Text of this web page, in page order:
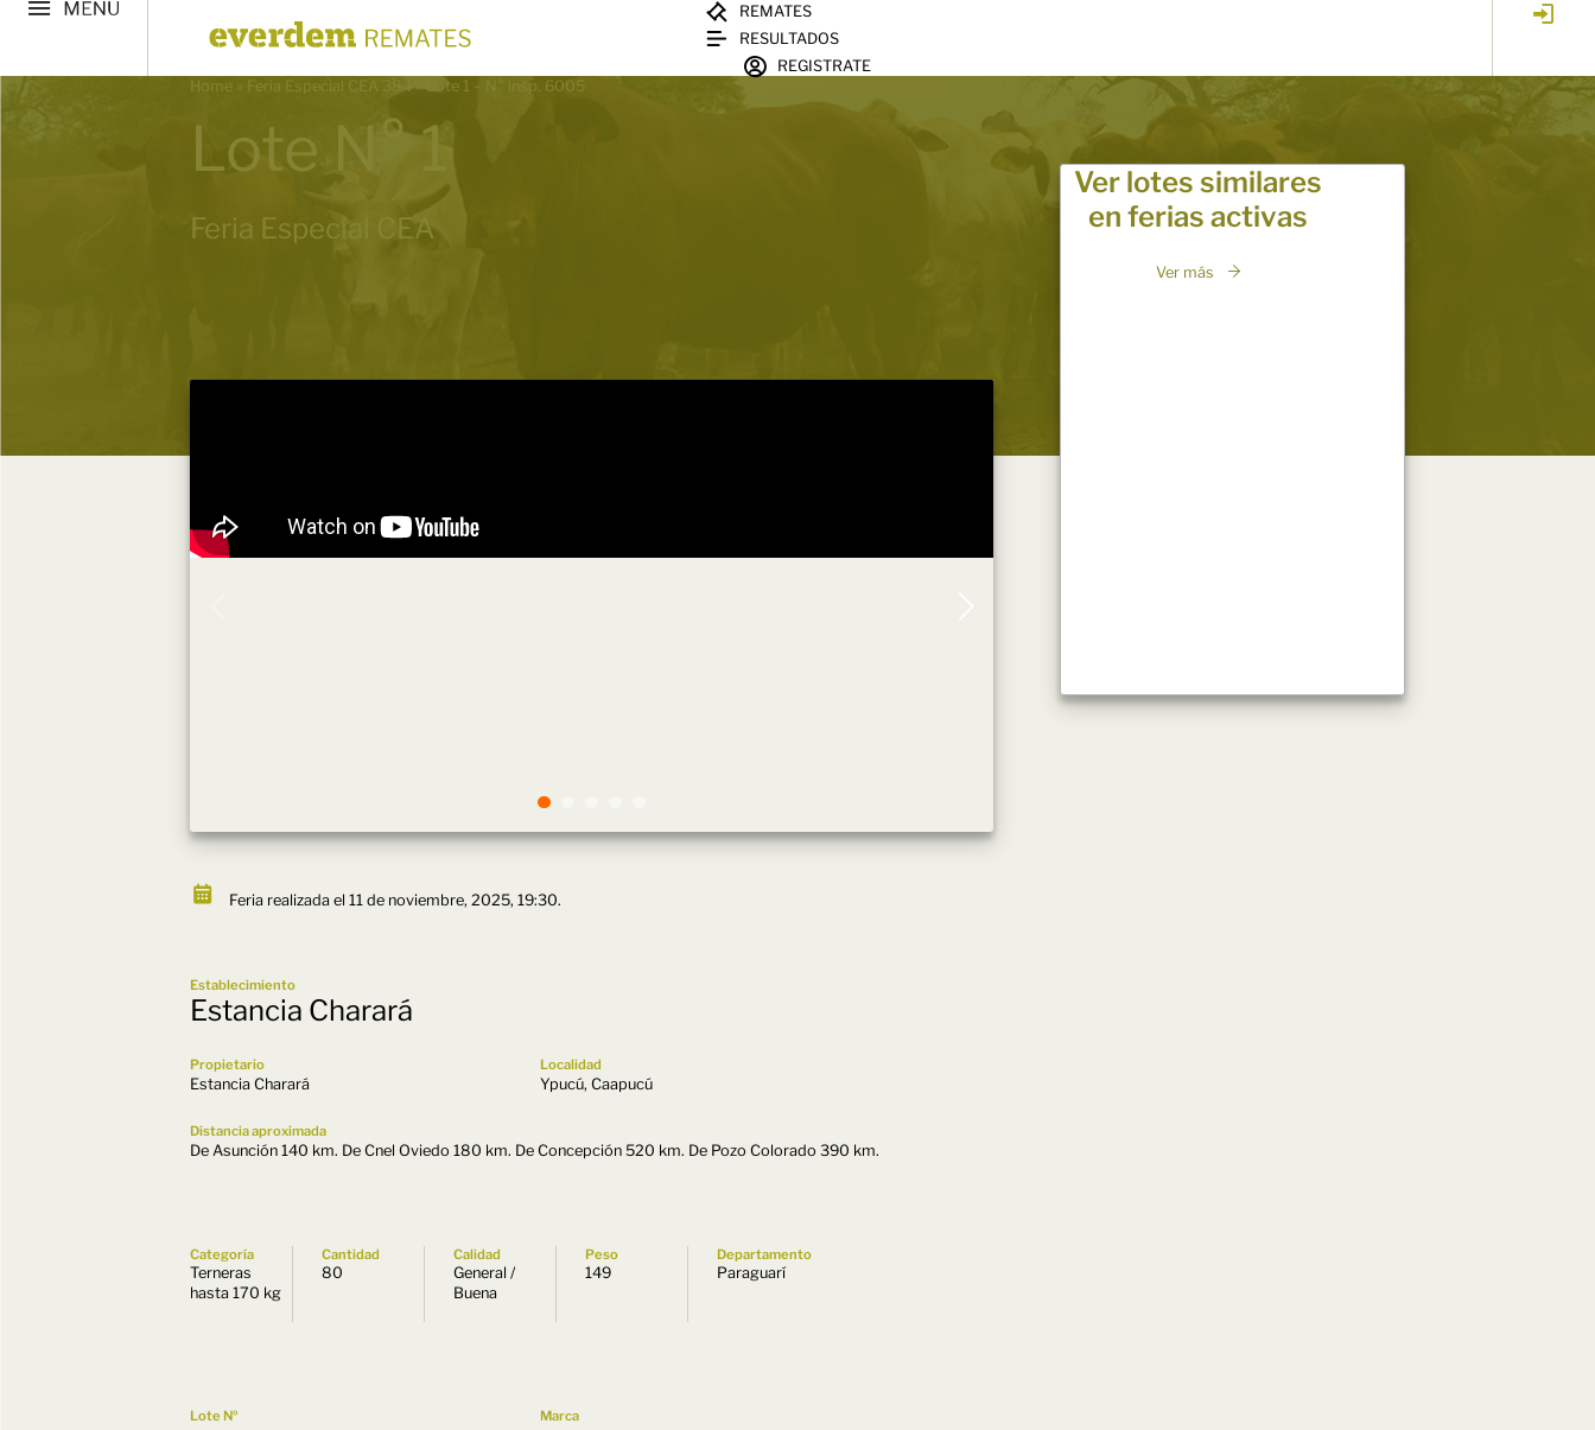
REMATES
RESULTADOS
REGISTRATE
Home » Feria Especial CEA 384»Lote 1 – N° insp. 6005
Lote N° 1
Feria Especial CEA
Ver lotes similares
en ferias activas
Ver más
Feria realizada el 11 de noviembre, 2025, 19:30.
Establecimiento
Estancia Charará
Propietario
Estancia Charará
Localidad
Ypucú, Caapucú
Distancia aproximada
De Asunción 140 km. De Cnel Oviedo 180 km. De Concepción 520 km. De Pozo Colorado 390 km.
Categoría
Terneras
hasta 170 kg
Cantidad
80
Calidad
General /
Buena
Peso
149
Departamento
Paraguarí
Lote Nº Marca